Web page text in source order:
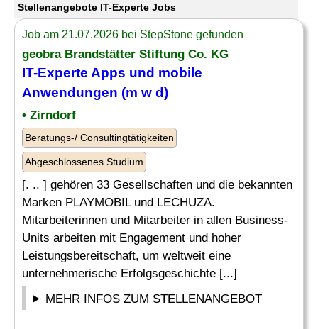
Stellenangebote IT-Experte Jobs
Job am 21.07.2026 bei StepStone gefunden
geobra Brandstätter Stiftung Co. KG
IT-Experte Apps und mobile
Anwendungen (m w d)
• Zirndorf
Beratungs-/ Consultingtätigkeiten
Abgeschlossenes Studium
[. .. ] gehören 33 Gesellschaften und die bekannten
Marken PLAYMOBIL und LECHUZA.
Mitarbeiterinnen und Mitarbeiter in allen Business-
Units arbeiten mit Engagement und hoher
Leistungsbereitschaft, um weltweit eine
unternehmerische Erfolgsgeschichte [...]
MEHR INFOS ZUM STELLENANGEBOT